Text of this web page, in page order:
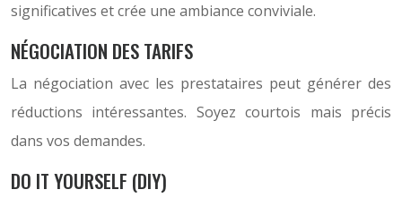
significatives et crée une ambiance conviviale.
NÉGOCIATION DES TARIFS
La négociation avec les prestataires peut générer des
réductions intéressantes. Soyez courtois mais précis
dans vos demandes.
DO IT YOURSELF (DIY)